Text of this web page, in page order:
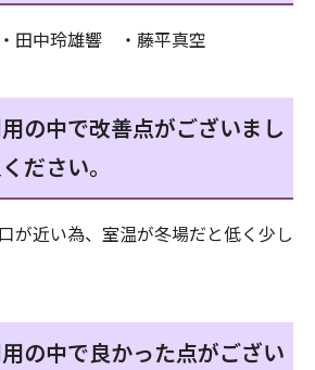
田中玲雄響 ・藤平真空
の中で改善点がございまし
ださい。
が近い為、室温が冬場だと低く少し
の中で良かった点がござい